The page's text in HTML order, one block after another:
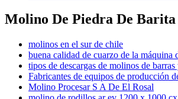
Molino De Piedra De Barita
molinos en el sur de chile
buena calidad de cuarzo de la máquina
tipos de descargas de molinos de barras
Fabricantes de equipos de producción
Molino Procesar S A De El Rosal